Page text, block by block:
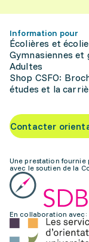
Information pour
Écolières et
Gymnasiennes et
Adultes
Shop CSFO:
études et la
Contacter
Une prestation fournie
avec le soutien de la
En collaboration avec: